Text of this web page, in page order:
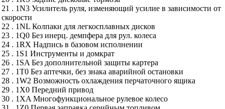
21 . 1N3 Усилитель руля, изменяющий усилие в зависимости от
скорости
22 . 1NL Колпаки для легкосплавных дисков
23 . 1Q0 Без инерц. демпфера для рул. колеса
24 . 1RX Надпись в базовом исполнении
25 . 1S1 Инструменты и домкрат
26 . 1SA Без дополнительной защиты картера
27 . 1T0 Без аптечки, без знака аварийной остановки
28 . 1W2 Возможность охлаждения перчаточного ящика
29 . 1X0 Передний привод
30 . 1XA Многофункциональное рулевое колесо